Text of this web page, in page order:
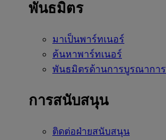
พันธมิตร
มาเป็นพาร์ทเนอร์
ค้นหาพาร์ทเนอร์
พันธมิตรด้านการบูรณาการ
การสนับสนุน
ติดต่อฝ่ายสนับสนุน